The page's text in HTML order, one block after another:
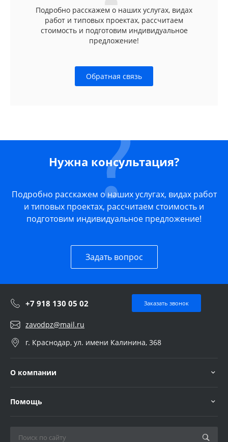
Подробно расскажем о наших услугах, видах
работ и типовых проектах, рассчитаем
стоимость и подготовим индивидуальное
предложение!
Обратная связь
Нужна консультация?
Подробно расскажем о наших услугах, видах работ
и типовых проектах, рассчитаем стоимость и
подготовим индивидуальное предложение!
Задать вопрос
+7 918 130 05 02 Заказать звонок
zavodpz@mail.ru
г. Краснодар, ул. имени Калинина, 368
О компании
Помощь